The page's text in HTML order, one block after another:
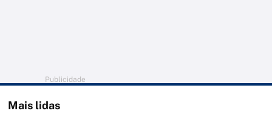
Publicidade
Mais lidas